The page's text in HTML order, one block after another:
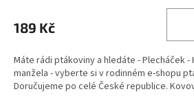
189 Kč
Máte rádi ptákoviny a hledáte - Plecháček -
manžela - vyberte si v rodinném e-shopu
Doručujeme po celé České republice.